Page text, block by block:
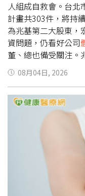
水分。另一方面，
以來已歷經4波熱浪
的夏季之一，全球多
人組成自救會。台北
計畫共303件，將持
為兆基第二大股東，
資問題，仍看好公司
董、總也備受關注。
東稱，因配合政府包
司債，初估受害者遍
布四點聲明，強調原
所有職務，強調公
響。都發局今表示
劃，經盤整共有
房東及房客權益，
手及移轉機制，協
廠商接續提供服務
獲房東反映租金給
契約正常撥付相關
08月04日, 2026